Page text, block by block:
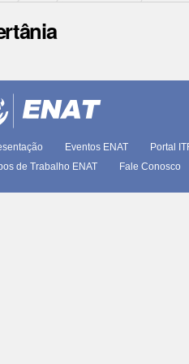
Eventos ENAT Portal
de Trabalho ENAT
Fale Conosco